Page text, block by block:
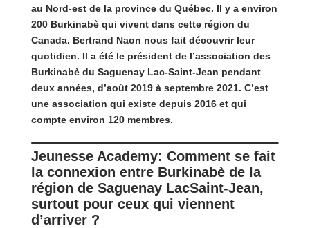
au Nord-est de la province du Québec. Il y a environ
200 Burkinabè qui vivent dans cette région du
Canada. Bertrand Naon nous fait découvrir leur
quotidien. Il a été le président de l’association des
Burkinabè du Saguenay Lac-Saint-Jean pendant
deux années, d’août 2019 à septembre 2021. C’est
une association qui existe depuis 2016 et qui
compte environ 120 membres.
Jeunesse Academy: Comment se fait
la connexion entre Burkinabè de la
région de Saguenay LacSaint-Jean,
surtout pour ceux qui viennent
d’arriver ?